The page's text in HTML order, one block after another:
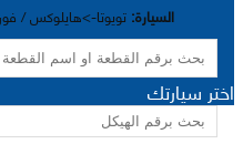
السيارة: تويوتا->هايلوکس / فوررنر-
اختر سيارتك